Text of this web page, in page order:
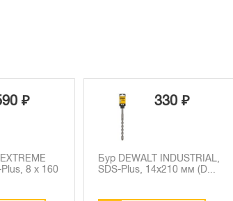
₽
8 x 160
330 ₽
Бур DEWALT INDUSTRIAL,
SDS-Plus, 14x210 мм (D...